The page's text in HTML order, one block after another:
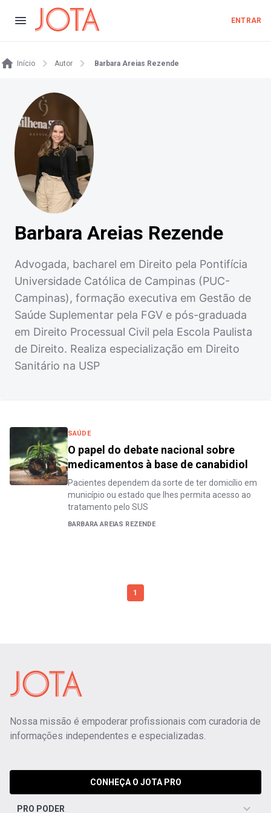
ENTRAR
Início Autor Barbara Areias Rezende
Barbara Areias Rezende
Advogada, bacharel em Direito pela Pontifícia
Universidade Católica de Campinas (PUC-
Campinas), formação executiva em Gestão de
Saúde Suplementar pela FGV e pós-graduada
em Direito Processual Civil pela Escola Paulista
de Direito. Realiza especialização em Direito
Sanitário na USP
SAÚDE
O papel do debate nacional sobre
medicamentos à base de canabidiol
Pacientes dependem da sorte de ter domicílio em
município ou estado que lhes permita acesso ao
tratamento pelo SUS
BARBARA AREIAS REZENDE
1
Nossa missão é empoderar profissionais com curadoria de
informações independentes e especializadas.
CONHEÇA O JOTA PRO
PRO PODER